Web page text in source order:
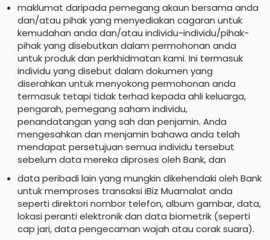
maklumat daripada pemegang akaun bersama anda
dan/atau pihak yang menyediakan cagaran untuk
kemudahan anda dan/atau individu-individu/pihak-
pihak yang disebutkan dalam permohonan anda
untuk produk dan perkhidmatan kami. Ini termasuk
individu yang disebut dalam dokumen yang
diserahkan untuk menyokong permohonan anda
termasuk tetapi tidak terhad kepada ahli keluarga,
pengarah, pemegang saham individu,
penandatangan yang sah dan penjamin. Anda
mengesahkan dan menjamin bahawa anda telah
mendapat persetujuan semua individu tersebut
sebelum data mereka diproses oleh Bank, dan
data peribadi lain yang mungkin dikehendaki oleh Bank
untuk memproses transaksi iBiz Muamalat anda
seperti direktori nombor telefon, album gambar, data,
lokasi peranti elektronik dan data biometrik (seperti
cap jari, data pengecaman wajah atau corak suara).